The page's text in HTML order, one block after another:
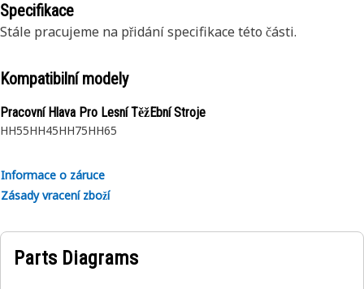
Specifikace
Stále pracujeme na přidání specifikace této části.
Kompatibilní modely
Pracovní Hlava Pro Lesní TěžEbní Stroje
HH55HH45HH75HH65
Informace o záruce
Zásady vracení zboží
Parts Diagrams